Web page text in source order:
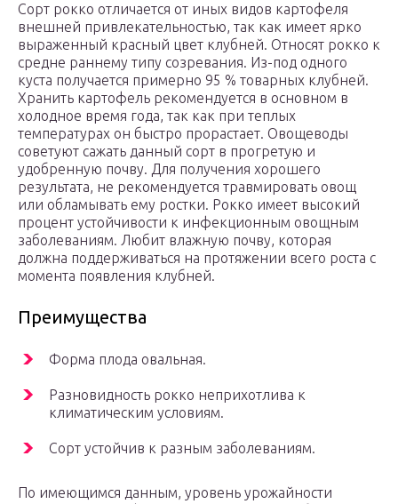
Сорт рокко отличается от иных видов картофеля
внешней привлекательностью, так как имеет ярко
выраженный красный цвет клубней. Относят рокко к
средне раннему типу созревания. Из-под одного
куста получается примерно 95 % товарных клубней.
Хранить картофель рекомендуется в основном в
холодное время года, так как при теплых
температурах он быстро прорастает. Овощеводы
советуют сажать данный сорт в прогретую и
удобренную почву. Для получения хорошего
результата, не рекомендуется травмировать овощ
или обламывать ему ростки. Рокко имеет высокий
процент устойчивости к инфекционным овощным
заболеваниям. Любит влажную почву, которая
должна поддерживаться на протяжении всего роста с
момента появления клубней.
Преимущества
Форма плода овальная.
Разновидность рокко неприхотлива к
климатическим условиям.
Сорт устойчив к разным заболеваниям.
По имеющимся данным, уровень урожайности